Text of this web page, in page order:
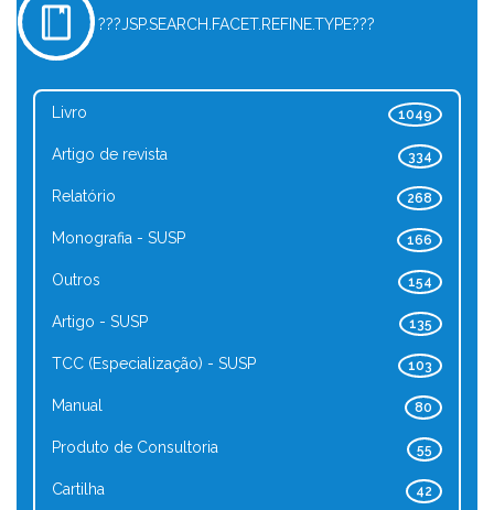
???JSP.SEARCH.FACET.REFINE.TYPE???
1049
Livro
334
Artigo de revista
268
Relatório
166
Monografia - SUSP
154
Outros
135
Artigo - SUSP
103
TCC (Especialização) - SUSP
80
Manual
55
Produto de Consultoria
42
Cartilha